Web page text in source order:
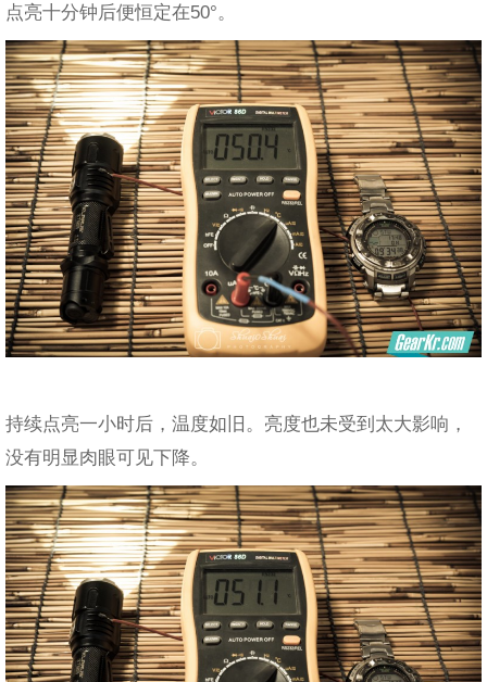
点亮十分钟后便恒定在50°。
持续点亮一小时后，温度如旧。亮度也未受到太大影响，
没有明显肉眼可见下降。